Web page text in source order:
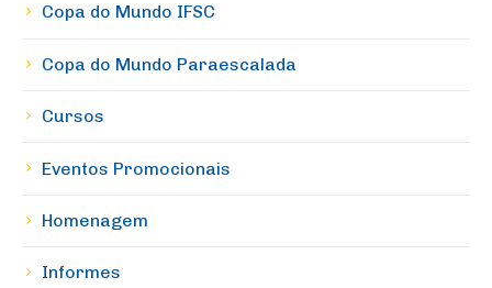
Copa do Mundo IFSC
Copa do Mundo Paraescalada
Cursos
Eventos Promocionais
Homenagem
Informes